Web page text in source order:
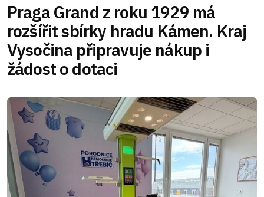
Praga Grand z roku 1929 má
rozšířit sbírky hradu Kámen. Kraj
Vysočina připravuje nákup i
žádost o dotaci